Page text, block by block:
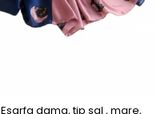
Esarfa dama, tip sal , mare,